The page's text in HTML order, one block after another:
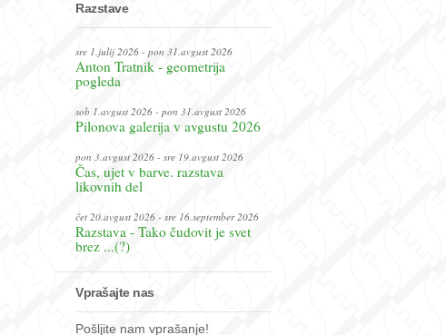
Razstave
sre 1.julij 2026 - pon 31.avgust 2026
Anton Tratnik - geometrija
pogleda
sob 1.avgust 2026 - pon 31.avgust 2026
Pilonova galerija v avgustu 2026
pon 3.avgust 2026 - sre 19.avgust 2026
Čas, ujet v barve. razstava
likovnih del
čet 20.avgust 2026 - sre 16.september 2026
Razstava - Tako čudovit je svet
brez ...(?)
Vprašajte nas
Pošljite nam vprašanje!